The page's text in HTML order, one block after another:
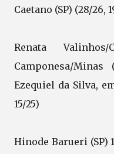
Caetano (SP) (28/26,
Renata
Camponesa/
Ezequiel da Silva,
15/25)
Hinode Barueri (SP)